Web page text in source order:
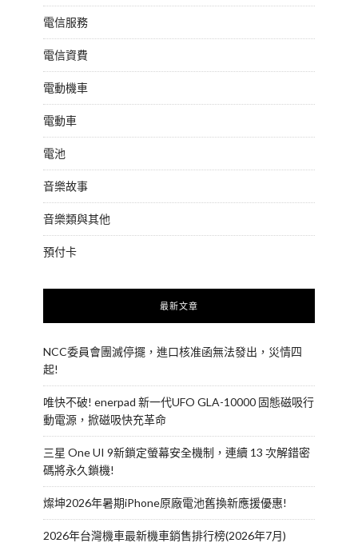
電信服務
電信資費
電動機車
電動車
電池
音樂故事
音樂類與其他
預付卡
最新文章
NCC委員會團滅停擺，進口核准函無法發出，災情四
起!
唯快不破! enerpad 新一代UFO GLA-10000 固態磁吸行
動電源，掀磁吸快充革命
三星 One UI 9新鎖定螢幕安全機制，連續 13 次解錯密
碼將永久鎖機!
燦坤2026年暑期iPhone原廠電池舊換新應援優惠!
2026年台灣機車最新機車銷售排行榜(2026年7月)